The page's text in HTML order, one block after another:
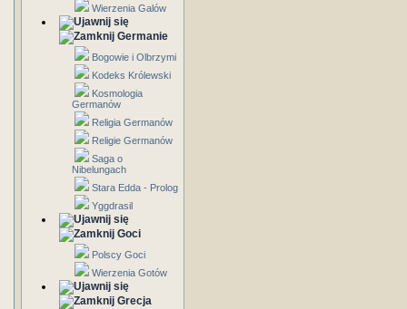
Wierzenia Galów
Germanie
Bogowie i Olbrzymi
Kodeks Królewski
Kosmologia
Germanów
Religia Germanów
Religie Germanów
Saga o
Nibelungach
Stara Edda - Prolog
Yggdrasil
Goci
Polscy Goci
Wierzenia Gotów
Grecja